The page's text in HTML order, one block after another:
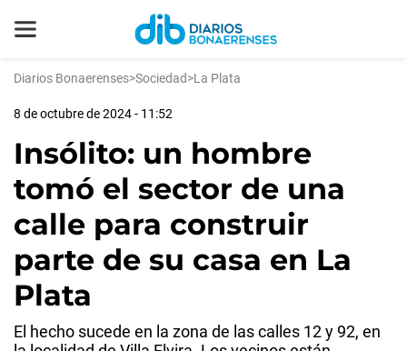
Diarios Bonaerenses>Sociedad>La Plata
8 de octubre de 2024 - 11:52
Insólito: un hombre
tomó el sector de una
calle para construir
parte de su casa en La
Plata
El hecho sucede en la zona de las calles 12 y 92, en